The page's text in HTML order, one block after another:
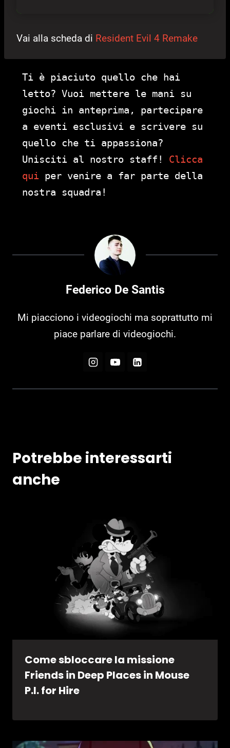
Vai alla scheda di Resident Evil 4 Remake
Ti è piaciuto quello che hai
letto? Vuoi mettere le mani su
giochi in anteprima, partecipare
a eventi esclusivi e scrivere su
quello che ti appassiona?
Unisciti al nostro staff! Clicca
qui per venire a far parte della
nostra squadra!
Federico De Santis
Mi piacciono i videogiochi ma soprattutto mi
piace parlare di videogiochi.
Potrebbe interessarti
anche
Come sbloccare la missione
Friends in Deep Places in Mouse
P.I. for Hire